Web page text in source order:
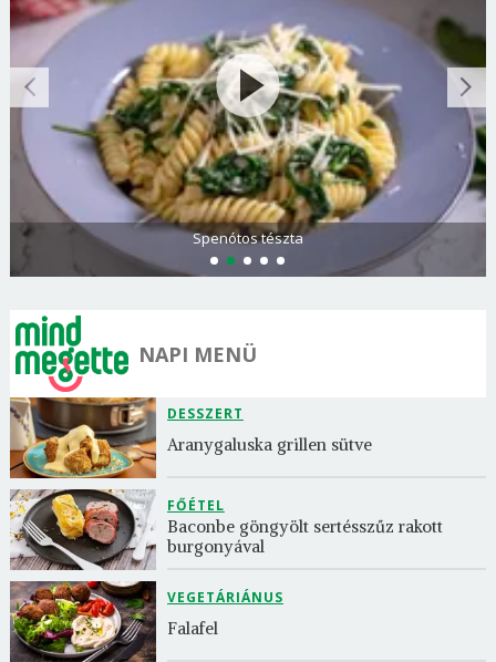
Spenótos tészta
NAPI MENÜ
DESSZERT
Aranygaluska grillen sütve
FŐÉTEL
Baconbe göngyölt sertésszűz rakott
burgonyával
VEGETÁRIÁNUS
Falafel